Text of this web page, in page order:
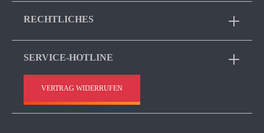
RECHTLICHES
SERVICE-HOTLINE
VERTRAG WIDERRUFEN